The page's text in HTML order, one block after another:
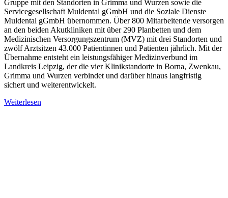
Gruppe mit den Standorten in Grimma und Wurzen sowie die
Servicegesellschaft Muldental gGmbH und die Soziale Dienste
Muldental gGmbH übernommen. Über 800 Mitarbeitende versorgen
an den beiden Akutkliniken mit über 290 Planbetten und dem
Medizinischen Versorgungszentrum (MVZ) mit drei Standorten und
zwölf Arztsitzen 43.000 Patientinnen und Patienten jährlich. Mit der
Übernahme entsteht ein leistungsfähiger Medizinverbund im
Landkreis Leipzig, der die vier Klinikstandorte in Borna, Zwenkau,
Grimma und Wurzen verbindet und darüber hinaus langfristig
sichert und weiterentwickelt.
Weiterlesen